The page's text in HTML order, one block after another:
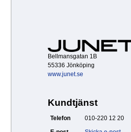
Bellmansgatan 1B
55336 Jönköping
www.junet.se
Kundtjänst
Telefon
010-220 12 20